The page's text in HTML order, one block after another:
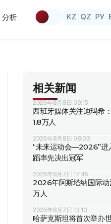
分析 KZ QZ РУ
相关新闻
2026年8月8日 09:15
西班牙媒体关注迪玛希
1.8万人
2026年8月8日 08:03
“未来运动会—2026”进
蹈率先决出冠军
2026年8月7日 17:45
2026年阿斯塔纳国际动
万人
2026年8月7日 13:13
哈萨克斯坦将首次举办